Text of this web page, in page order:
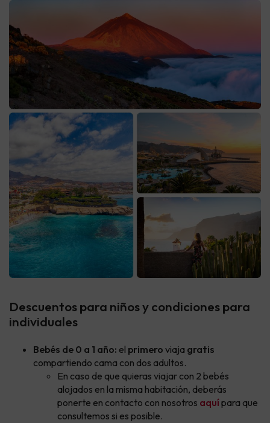
Descuentos para niños y condiciones para
individuales
Bebés de 0 a 1 año: el primero viaja gratis
compartiendo cama con dos adultos.
En caso de que quieras viajar con 2 bebés
alojados en la misma habitación, deberás
ponerte en contacto con nosotros aquípara que
consultemos si es posible.